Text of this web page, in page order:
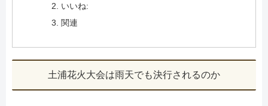
いいね:
関連
土浦花火大会は雨天でも決行されるのか